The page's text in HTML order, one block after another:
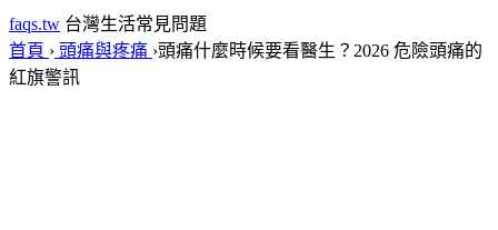
faqs.tw 台灣生活常見問題
首頁 › 頭痛與疼痛 ›頭痛什麼時候要看醫生？2026 危險頭痛的
紅旗警訊